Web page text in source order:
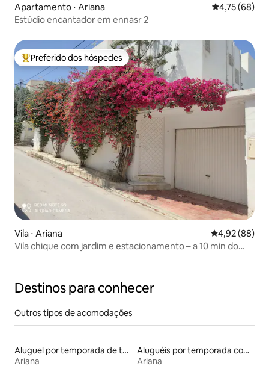
Apartamento ⋅ Ariana 4,75 de uma
4,75 (68)
Estúdio encantador em ennasr 2
Entre os melhores preferidos dos hóspedes
Preferido dos hóspedes
Vila ⋅ Ariana 4,92 de uma
4,92 (88)
Vila chique com jardim e estacionamento – a 10 min do
Destinos para conhecer
Outros tipos de acomodações
Aluguel por temporada de townhouses
Ariana
Aluguéis por temporada com acesso à praia
Ariana